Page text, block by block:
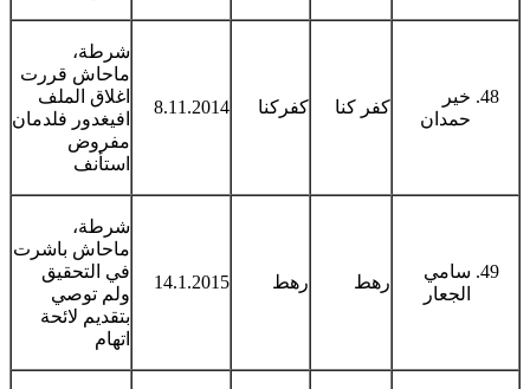
خير
حمدان
كفر كنا كفركنا 8.11.2014
شرطة،
ماحاش قررت
اغلاق الملف
افيغدور فلدمان
مفروض
استأنف
سامي
الجعار
رهط رهط 14.1.2015
شرطة،
ماحاش باشرت
في التحقيق
ولم توصي
بتقديم لائحة
اتهام